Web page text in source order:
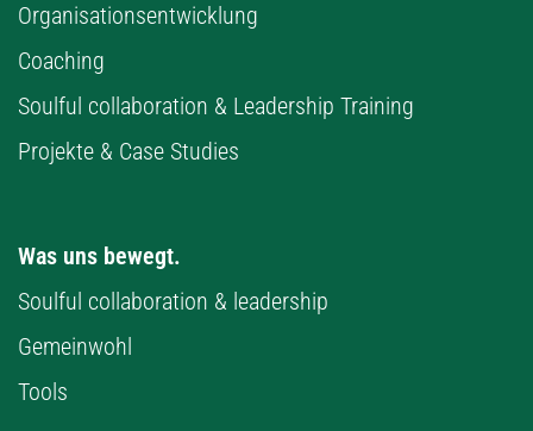
Organisationsentwicklung
Coaching
Soulful collaboration & Leadership Training
Projekte & Case Studies
Was uns bewegt.
Soulful collaboration & leadership
Gemeinwohl
Tools